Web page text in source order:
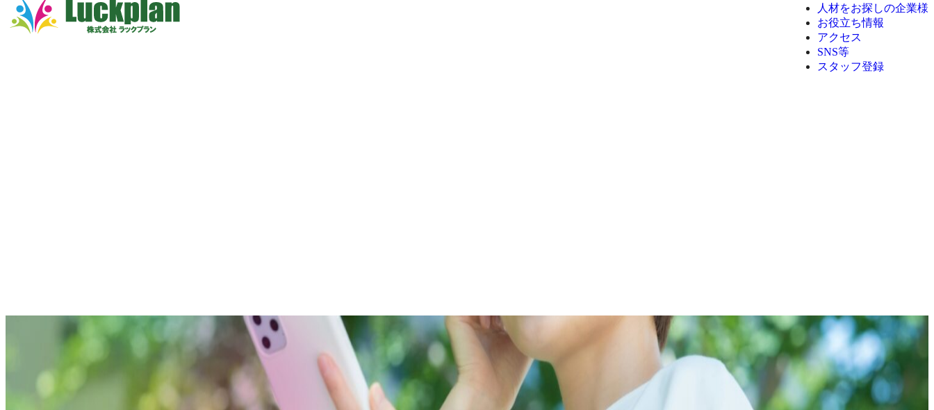
人材をお探しの企業様
お役立ち情報
アクセス
SNS等
スタッフ登録